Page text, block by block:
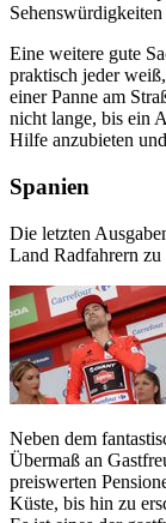
Eine weitere gute
praktisch jeder
einer Panne am
nicht lange, bis ein
Hilfe anzubieten
Spanien
Die letzten
Land Radfahrern zu
Neben dem
Übermaß an
preiswerten
Küste, bis hin zu